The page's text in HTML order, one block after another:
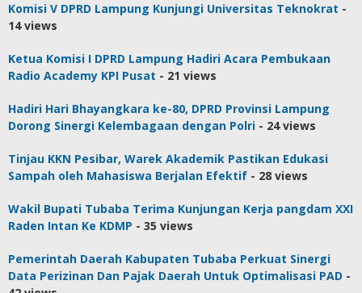
Komisi V DPRD Lampung Kunjungi Universitas Teknokrat -
14 views
Ketua Komisi I DPRD Lampung Hadiri Acara Pembukaan
Radio Academy KPI Pusat - 21 views
Hadiri Hari Bhayangkara ke-80, DPRD Provinsi Lampung
Dorong Sinergi Kelembagaan dengan Polri - 24 views
Tinjau KKN Pesibar, Warek Akademik Pastikan Edukasi
Sampah oleh Mahasiswa Berjalan Efektif - 28 views
Wakil Bupati Tubaba Terima Kunjungan Kerja pangdam XXI
Raden Intan Ke KDMP - 35 views
Pemerintah Daerah Kabupaten Tubaba Perkuat Sinergi
Data Perizinan Dan Pajak Daerah Untuk Optimalisasi PAD -